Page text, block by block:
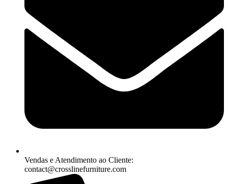
Vendas e Atendimento ao Cliente:
contact@crosslinefurniture.com